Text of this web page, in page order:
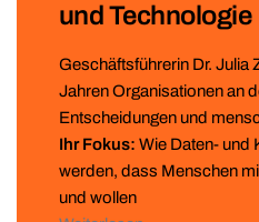
und Technologie
Geschäftsführerin Dr. Julia
Jahren Organisationen an
Entscheidungen und
Ihr Fokus: Wie Daten- und
werden, dass Menschen
und wollen